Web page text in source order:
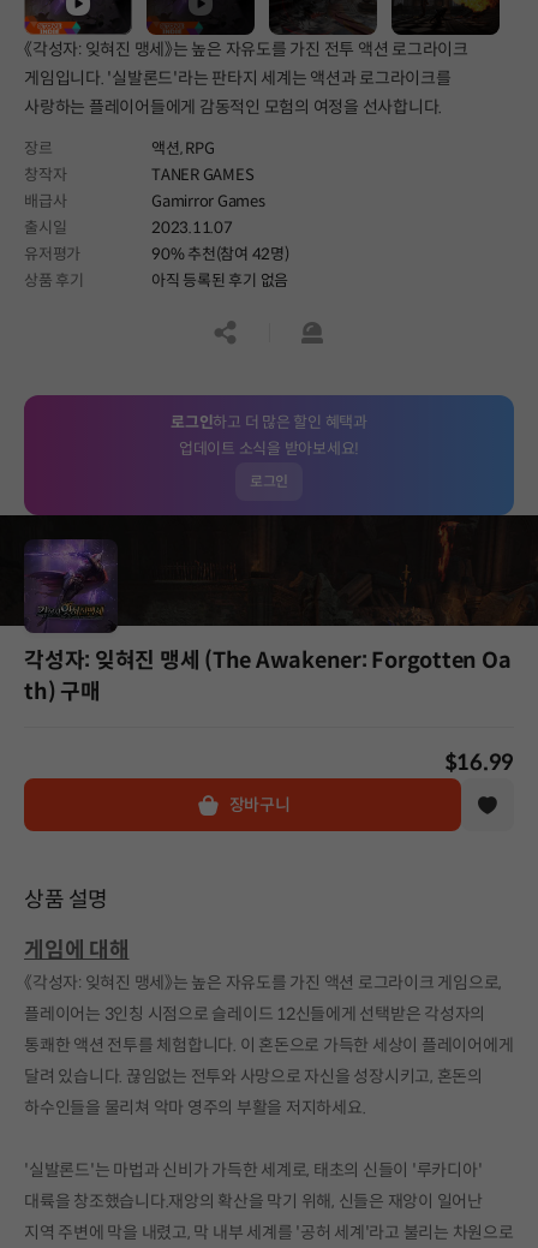
《각성자: 잊혀진 맹세》는 높은 자유도를 가진 전투 액션 로그라이크
게임입니다. '실발론드'라는 판타지 세계는 액션과 로그라이크를
사랑하는 플레이어들에게 감동적인 모험의 여정을 선사합니다.
장르 액션,RPG
창작자
TANER GAMES
배급사
Gamirror Games
출시일
2023.11.07
유저평가
90% 추천(참여 42명)
상품 후기
아직 등록된 후기 없음
공유하기신고하기
로그인하고 더 많은 할인 혜택과
업데이트 소식을 받아보세요!
로그인
각성자: 잊혀진 맹세 (The Awakener: Forgotten Oa
th) 구매
$16.99
장바구니
상품 설명
게임에 대해
《각성자: 잊혀진 맹세》는 높은 자유도를 가진 액션 로그라이크 게임으로,
플레이어는 3인칭 시점으로 슬레이드 12신들에게 선택받은 각성자의
통쾌한 액션 전투를 체험합니다. 이 혼돈으로 가득한 세상이 플레이어에게
달려 있습니다. 끊임없는 전투와 사망으로 자신을 성장시키고, 혼돈의
하수인들을 물리쳐 악마 영주의 부활을 저지하세요.
'실발론드'는 마법과 신비가 가득한 세계로, 태초의 신들이 '루카디아'
대륙을 창조했습니다.재앙의 확산을 막기 위해, 신들은 재앙이 일어난
지역 주변에 막을 내렸고, 막 내부 세계를 '공허 세계'라고 불리는 차원으로